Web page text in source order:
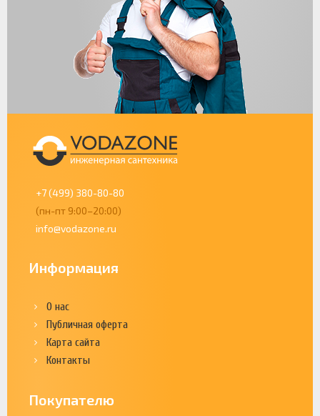
+7 (499) 380-80-80
(пн-пт 9:00–20:00)
info@vodazone.ru
Информация
О нас
Публичная оферта
Карта сайта
Контакты
Покупателю